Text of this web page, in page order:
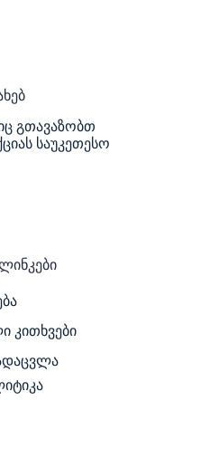
გთავაზობთ
საუკეთესო
კითხვები